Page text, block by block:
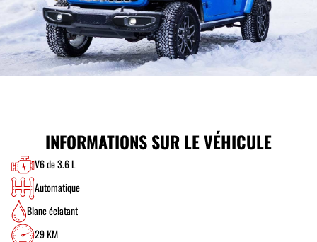
INFORMATIONS SUR LE VÉHICULE
V6 de 3.6 L
Automatique
Blanc éclatant
29 KM